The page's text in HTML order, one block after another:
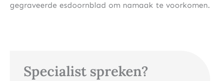
Specialist spreken?
gegraveerde esdoornblad om namaak te voorkomen.